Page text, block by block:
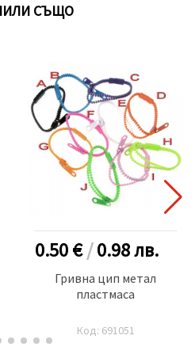
СЪЩО
0.50 €/0.98лв.
Гривна цип метал
пластмаса
Код: 691051